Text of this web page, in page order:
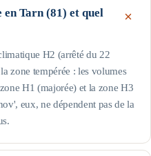
Tarn (81) et quel
H2 (arrêté du 22
zone tempérée : les volumes
H1 (majorée) et la zone H3
eux, ne dépendent pas de la